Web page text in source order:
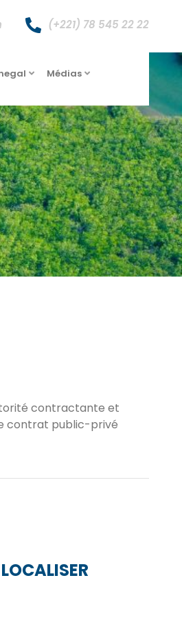
(+221) 78 545 22 22
Médias
contractante et
contrat public-privé